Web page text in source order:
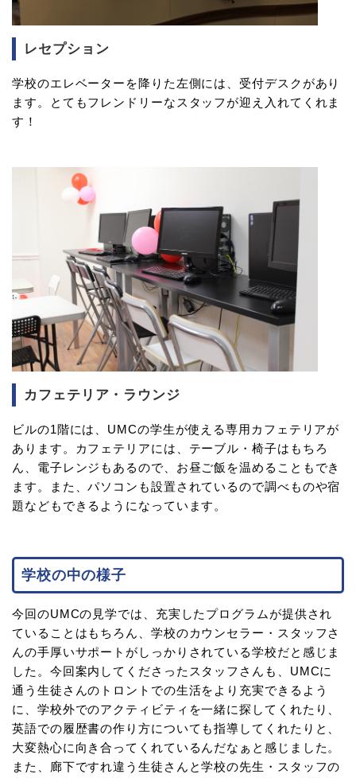
レセプション
学校のエレベーターを降りた左側には、受付デスクがあり
ます。とてもフレンドリーなスタッフが迎え入れてくれま
す！
カフェテリア・ラウンジ
ビルの1階には、UMCの学生が使える専用カフェテリアが
あります。カフェテリアには、テーブル・椅子はもちろ
ん、電子レンジもあるので、お昼ご飯を温めることもでき
ます。また、パソコンも設置されているので調べものや宿
題などもできるようになっています。
学校の中の様子
今回のUMCの見学では、充実したプログラムが提供され
ていることはもちろん、学校のカウンセラー・スタッフさ
んの手厚いサポートがしっかりされている学校だと感じま
した。今回案内してくださったスタッフさんも、UMCに
通う生徒さんのトロントでの生活をより充実できるよう
に、学校外でのアクティビティを一緒に探してくれたり、
英語での履歴書の作り方についても指導してくれたりと、
大変熱心に向き合ってくれているんだなぁと感じました。
また、廊下ですれ違う生徒さんと学校の先生・スタッフの